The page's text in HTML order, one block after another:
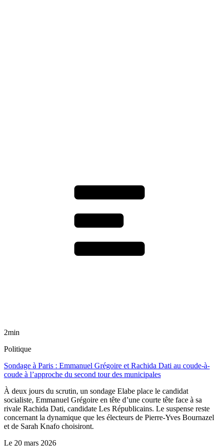
2min
Politique
Sondage à Paris : Emmanuel Grégoire et Rachida Dati au coude-à-
coude à l’approche du second tour des municipales
À deux jours du scrutin, un sondage Elabe place le candidat
socialiste, Emmanuel Grégoire en tête d’une courte tête face à sa
rivale Rachida Dati, candidate Les Républicains. Le suspense reste
concernant la dynamique que les électeurs de Pierre-Yves Bournazel
et de Sarah Knafo choisiront.
Le 20 mars 2026